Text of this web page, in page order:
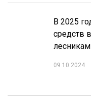
В 2025
средств
09.10.2024